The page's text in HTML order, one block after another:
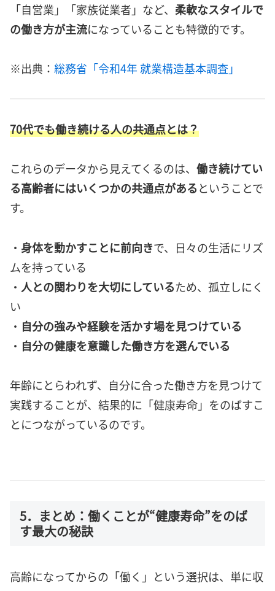
「自営業」「家族従業者」など、 柔軟なスタイルで
の働き方が主流になっていることも特徴的です。
※出典： 総務省「令和4年 就業構造基本調査」
70代でも働き続ける人の共通点とは？
これらのデータから見えてくるのは、 働き続けてい
る高齢者にはいくつかの共通点があるということで
す。
・ 身体を動かすことに前向きで、日々の生活にリズ
ムを持っている
・ 人との関わりを大切にしているため、孤立しにく
い
・ 自分の強みや経験を活かす場を見つけている
・ 自分の健康を意識した働き方を選んでいる
年齢にとらわれず、自分に合った働き方を見つけて
実践することが、結果的に「健康寿命」をのばすこ
とにつながっているのです。
5．まとめ：働くことが“健康寿命”をのば
す最大の秘訣
高齢になってからの「働く」という選択は、単に収